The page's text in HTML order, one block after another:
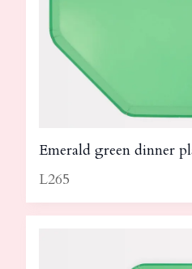
Emerald green dinner
L265